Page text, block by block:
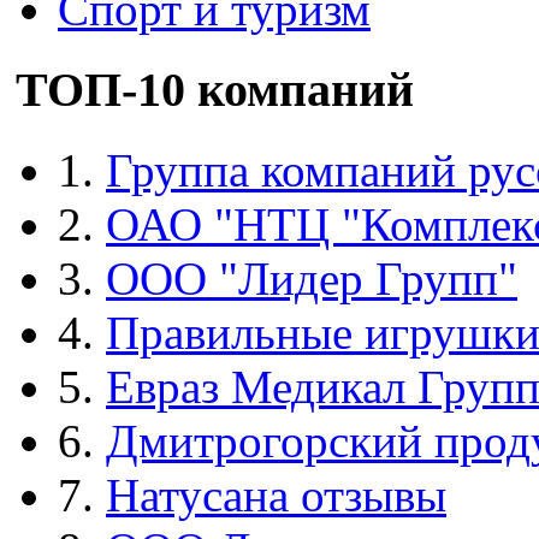
ТОП-10 компаний
1. Группа компаний
2. ОАО "НТЦ
3. ООО "Лидер Групп"
4. Правильные игрушки
5. Евраз Медикал Групп
6. Дмитрогорский
7. Натусана отзывы